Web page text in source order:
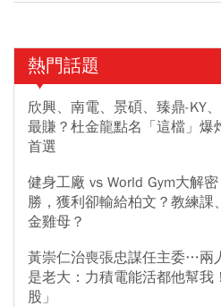
熱門話題
欣興、南電、景碩、臻鼎-KY
最賺？杜金龍點名「這檔」
首選
健身工廠 vs World Gym大解
勝，獲利卻輸給柏文？教練
金雞母？
黃崇仁治喪張忠謀任主委…兩
是老大：力積電能活都他幫我
股」